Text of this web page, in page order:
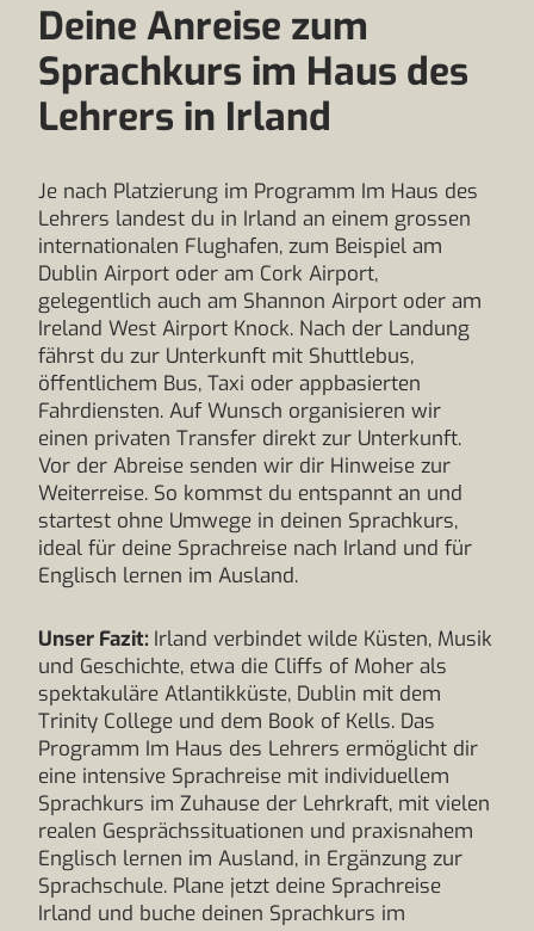
Deine Anreise zum
Sprachkurs im Haus des
Lehrers in Irland
Je nach Platzierung im Programm Im Haus des
Lehrers landest du in Irland an einem grossen
internationalen Flughafen, zum Beispiel am
Dublin Airport oder am Cork Airport,
gelegentlich auch am Shannon Airport oder am
Ireland West Airport Knock. Nach der Landung
fährst du zur Unterkunft mit Shuttlebus,
öffentlichem Bus, Taxi oder appbasierten
Fahrdiensten. Auf Wunsch organisieren wir
einen privaten Transfer direkt zur Unterkunft.
Vor der Abreise senden wir dir Hinweise zur
Weiterreise. So kommst du entspannt an und
startest ohne Umwege in deinen Sprachkurs,
ideal für deine Sprachreise nach Irland und für
Englisch lernen im Ausland.
Unser Fazit: Irland verbindet wilde Küsten, Musik
und Geschichte, etwa die Cliffs of Moher als
spektakuläre Atlantikküste, Dublin mit dem
Trinity College und dem Book of Kells. Das
Programm Im Haus des Lehrers ermöglicht dir
eine intensive Sprachreise mit individuellem
Sprachkurs im Zuhause der Lehrkraft, mit vielen
realen Gesprächssituationen und praxisnahem
Englisch lernen im Ausland, in Ergänzung zur
Sprachschule. Plane jetzt deine Sprachreise
Irland und buche deinen Sprachkurs im